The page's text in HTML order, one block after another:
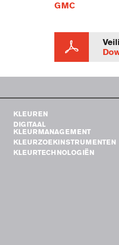
GMC
KLEUREN
DIGITAAL
KLEURMANAGEMENT
KLEURZOEKINSTRUMENTEN
KLEURTECHNOLOGIËN